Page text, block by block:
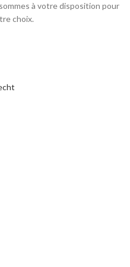
à votre disposition pour
choix.